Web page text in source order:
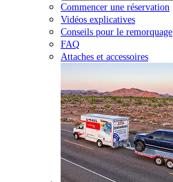
Commencer une réservation
Vidéos explicatives
Conseils pour le remorquage
FAQ
Attaches et accessoires